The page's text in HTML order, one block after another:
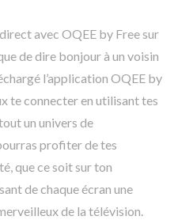
avec OQEE by Free sur
de dire bonjour à un voisin
l’application OQEE by
te connecter en utilisant tes
un univers de
profiter de tes
que ce soit sur ton
de chaque écran une
de la télévision.